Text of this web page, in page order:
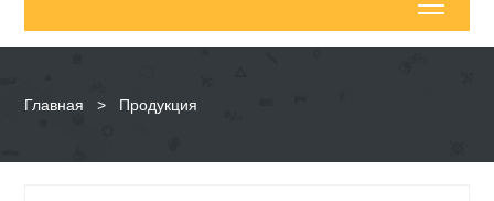
Главная > Продукция